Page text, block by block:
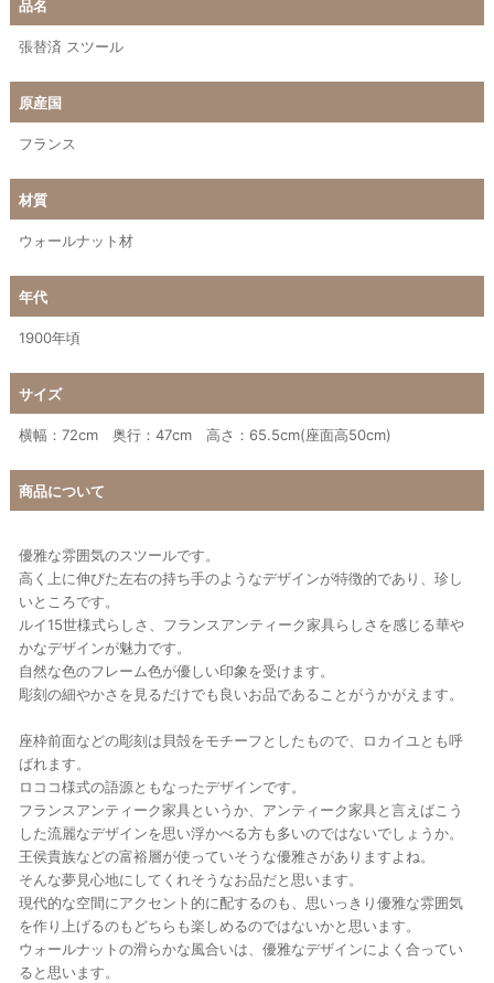
品名
張替済 スツール
原産国
フランス
材質
ウォールナット材
年代
1900年頃
サイズ
横幅：72cm 奥行：47cm 高さ：65.5cm(座面高50cm)
商品について
優雅な雰囲気のスツールです。
高く上に伸びた左右の持ち手のようなデザインが特徴的であり、珍し
いところです。
ルイ15世様式らしさ、フランスアンティーク家具らしさを感じる華や
かなデザインが魅力です。
自然な色のフレーム色が優しい印象を受けます。
彫刻の細やかさを見るだけでも良いお品であることがうかがえます。
座枠前面などの彫刻は貝殻をモチーフとしたもので、ロカイユとも呼
ばれます。
ロココ様式の語源ともなったデザインです。
フランスアンティーク家具というか、アンティーク家具と言えばこう
した流麗なデザインを思い浮かべる方も多いのではないでしょうか。
王侯貴族などの富裕層が使っていそうな優雅さがありますよね。
そんな夢見心地にしてくれそうなお品だと思います。
現代的な空間にアクセント的に配するのも、思いっきり優雅な雰囲気
を作り上げるのもどちらも楽しめるのではないかと思います。
ウォールナットの滑らかな風合いは、優雅なデザインによく合ってい
ると思います。